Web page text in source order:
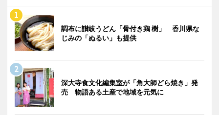
調布に讃岐うどん「骨付き鶏 樹」 香川県な
じみの「ぬるい」も提供
深大寺食文化編集室が「角大師どら焼き」発
売 物語ある土産で地域を元気に